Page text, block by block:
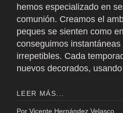
hemos especializado en
comunión. Creamos el
peques se sienten como
conseguimos instantáneas
irrepetibles. Cada
nuevos decorados,
LEER MÁS...
Por Vicente Hernández Velasco